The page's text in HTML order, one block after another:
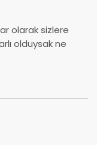
olarak sizlere
olduysak ne